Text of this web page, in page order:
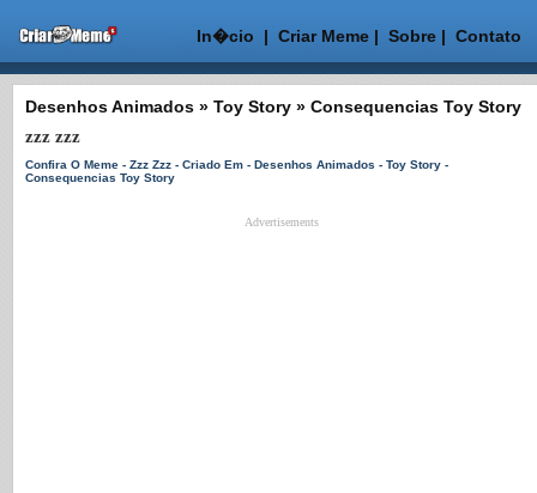
In�cio | Criar Meme| Sobre| Contato
Desenhos Animados » Toy Story » Consequencias Toy Story
zzz zzz
Confira O Meme - Zzz Zzz - Criado Em - Desenhos Animados - Toy Story -
Consequencias Toy Story
Advertisements